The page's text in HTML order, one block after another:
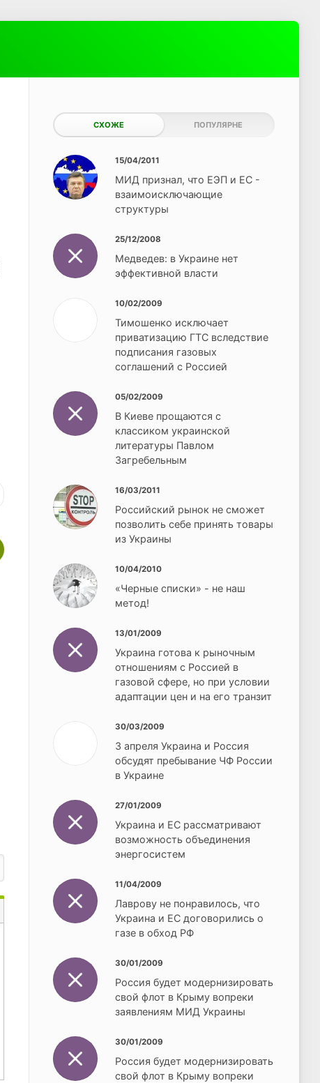
СХОЖЕ ПОПУЛЯРНЕ
15/04/2011
МИД признал, что ЕЭП и ЕС -
взаимоисключающие
структуры
25/12/2008
Медведев: в Украине нет
эффективной власти
10/02/2009
Тимошенко исключает
приватизацию ГТС вследствие
подписания газовых
соглашений с Россией
05/02/2009
В Киеве прощаются с
классиком украинской
литературы Павлом
Загребельным
16/03/2011
Российский рынок не сможет
позволить себе принять товары
из Украины
10/04/2010
«Черные списки» - не наш
метод!
13/01/2009
Украина готова к рыночным
отношениям с Россией в
газовой сфере, но при условии
адаптации цен и на его транзит
30/03/2009
3 апреля Украина и Россия
обсудят пребывание ЧФ России
в Украине
27/01/2009
Украина и ЕС рассматривают
возможность объединения
энергосистем
11/04/2009
Лаврову не понравилось, что
Украина и ЕС договорились о
газе в обход РФ
30/01/2009
Россия будет модернизировать
свой флот в Крыму вопреки
заявлениям МИД Украины
30/01/2009
Россия будет модернизировать
свой флот в Крыму вопреки